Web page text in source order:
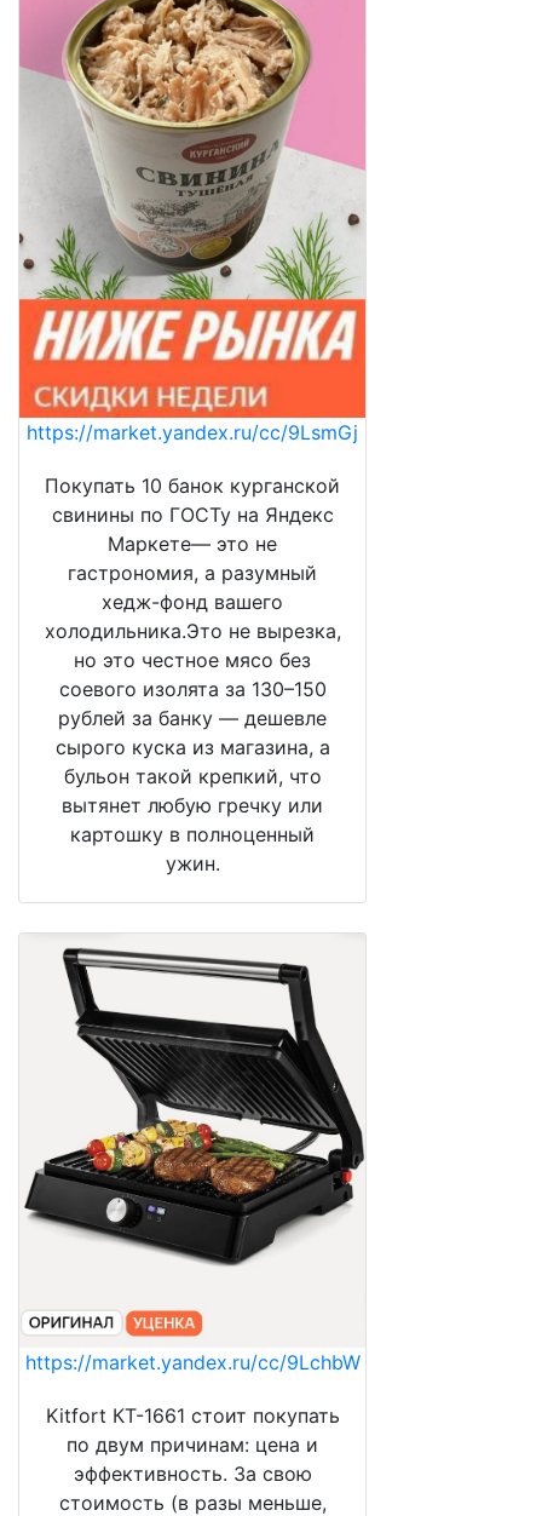
https://market.yandex.ru/cc/9LsmGj
Покупать 10 банок курганской
свинины по ГОСТу на Яндекс
Маркете— это не
гастрономия, а разумный
хедж-фонд вашего
холодильника.Это не вырезка,
но это честное мясо без
соевого изолята за 130–150
рублей за банку — дешевле
сырого куска из магазина, а
бульон такой крепкий, что
вытянет любую гречку или
картошку в полноценный
ужин.
https://market.yandex.ru/cc/9LchbW
Kitfort КТ-1661 стоит покупать
по двум причинам: цена и
эффективность. За свою
стоимость (в разы меньше,